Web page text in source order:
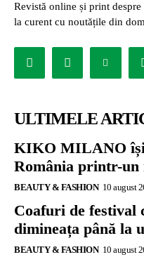
Revistă online și print
la curent cu noutățile din
ULTIMELE
KIKO MILANO își
România printr-un
BEAUTY & FASHION 10 august
Coafuri de festival
dimineața până la
BEAUTY & FASHION 10 august